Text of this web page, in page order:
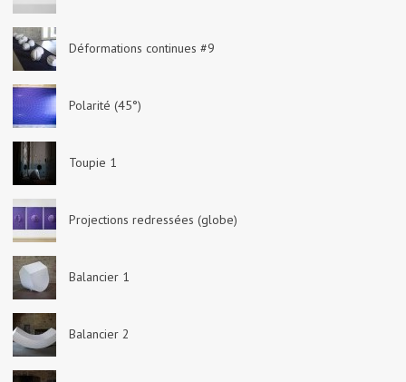
Déformations continues #9
Polarité (45°)
Toupie 1
Projections redressées (globe)
Balancier 1
Balancier 2